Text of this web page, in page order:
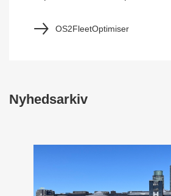
OS2FleetOptimiser
Nyhedsarkiv